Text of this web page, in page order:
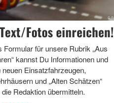
Fotos einreichen!
Formular für unsere Rubrik „Aus
kannst Du Informationen und
neuen Einsatzfahrzeugen,
und „Alten Schätzen“
Redaktion übermitteln.